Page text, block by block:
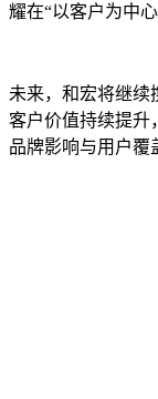
耀在“以客户为中
未来，和宏将继续
客户价值持续提升
品牌影响与用户覆